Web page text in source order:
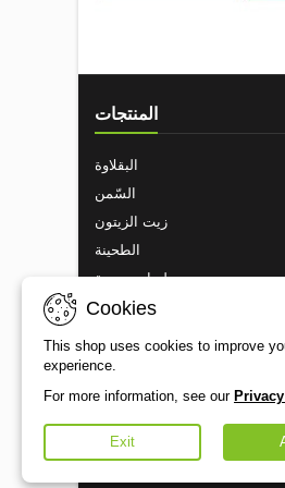
المنتجات
البقلاوة
السّمن
زيت الزيتون
الطحينة
حلويات زيتونة
المكسرات المحمصة
Cookies
This shop uses cookies to improve
experience.
For more information, see our
Exit